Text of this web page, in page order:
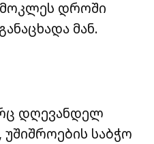
დროში
მან.
დღევანდელ
საბჭო